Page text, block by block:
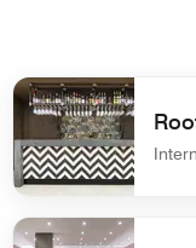
undefined Rooftop Bar